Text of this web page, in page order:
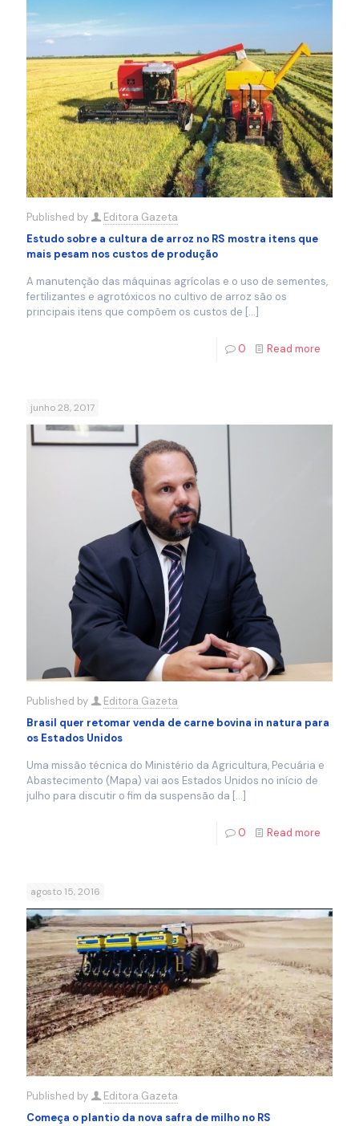
Published by
Editora Gazeta
Estudo sobre a cultura de arroz no RS mostra itens que
mais pesam nos custos de produção
A manutenção das máquinas agrícolas e o uso de sementes,
fertilizantes e agrotóxicos no cultivo de arroz são os
principais itens que compõem os custos de […]
0 Read more
junho 28, 2017
Published by
Editora Gazeta
Brasil quer retomar venda de carne bovina in natura para
os Estados Unidos
Uma missão técnica do Ministério da Agricultura, Pecuária e
Abastecimento (Mapa) vai aos Estados Unidos no início de
julho para discutir o fim da suspensão da […]
0 Read more
agosto 15, 2016
Published by
Editora Gazeta
Começa o plantio da nova safra de milho no RS